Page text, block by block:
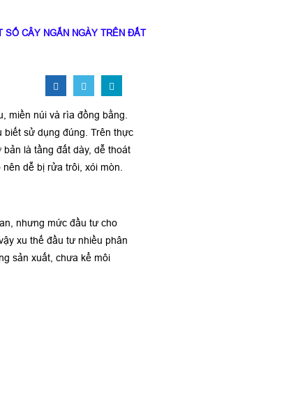
SỐ CÂY NGẮN NGÀY TRÊN ĐẤT
miền núi và rìa đồng bằng.
sử dụng đúng. Trên thực
là tầng đất dày, dễ thoát
dễ bị rửa trôi, xói mòn.
nhưng mức đầu tư cho
xu thế đầu tư nhiều phân
sản xuất, chưa kể môi